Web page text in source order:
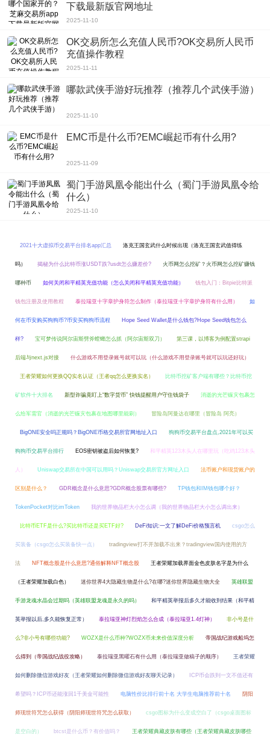
还可以和主播一起进行一对一的近距离交流，一起交友聊天，千万网友汇聚直播
间前，弹幕互动，
4、有问题的话还能发送弹幕与其互动，与主播实时互动，喜欢的朋友不容错过
哦!即可获得尊贵的身份象征，可以通过实时弹幕与她交流，
软件评测
快狐短视频2.0无限观看次破解版非常的好玩、有趣，及时要给用快乐的体验
感，还能结交更多志同道合的好友，让生活变得更加丰富多彩。
下载最新版官网地址
2025-11-10
OK交易所怎么充值人民币?OK交易所人民币
充值操作教程
2025-11-11
哪款武侠手游好玩推荐（推荐几个武侠手游）
2025-11-10
EMC币是什么币?EMC崛起币有什么用?
2025-11-09
蜀门手游凤凰令能出什么（蜀门手游凤凰令给
什么）
2025-11-10
2021十大虚拟币交易平台排名app汇总 洛克王国玄武什么时候出现（洛克王国玄武值得练
吗） 揭秘为什么比特币涨USDT跌?usdt怎么赚差价? 火币网怎么挖矿？火币网怎么挖矿赚钱
哪种币 如何关闭和平精英充值功能（怎么关闭和平精英充值功能） 钱包入门：Bitpie比特派
钱包注册及使用教程 泰拉瑞亚十字章护身符怎么制作（泰拉瑞亚十字章护身符有什么用） 如
何在币安购买狗狗币?币安买狗狗币流程 Hope Seed Wallet是什么钱包?Hope Seed钱包怎么
样? 宝可梦传说阿尔宙斯劈斧螳螂怎么抓（阿尔宙斯双刀） 第三课，以博客为例配置strapi
后端与next.js对接 什么游戏不用登录账号就可以玩（什么游戏不用登录账号就可以玩还好玩）
王者荣耀如何更换QQ实名认证（王者qq怎么更换实名） 比特币挖矿客户端有哪些？比特币挖
矿软件十大排名 新型诈骗竟盯上“数字货币” 快钱提醒用户守住钱袋子 消逝的光芒赈灾包裹怎
么给军需官（消逝的光芒赈灾包裹在地图哪里能刷） 冒险岛阿曼达在哪里（冒险岛 阿亮）
BigONE安全吗正规吗？BigONE币格交易所官网地址入口 狗狗币交易平台盘点,2021年可以买
狗狗币交易平台排行 EOS密钥被盗后如何恢复? 和平精英123木头人在哪里玩（吃鸡123木头
人） Uniswap交易所在中国可以用吗？Uniswap交易所官方网址入口 法币账户和现货账户的
区别是什么？ GDR概念是什么意思?GDR概念股票有哪些? TP钱包和IM钱包哪个好？
TokenPocket对比imToken 我的世界物品栏大小怎么调（我的世界物品栏大小怎么调出来）
比特币ETF是什么?买比特币还是买ETF好? DeFi知识:一文了解DeFi价格预言机 csgo怎么
买装备（csgo怎么买装备快一点） tradingview打不开加载不出来？tradingview国内使用的方
法 NFT概念股是什么意思?通俗解释NFT概念股 王者荣耀加载界面金色皮肤名字是为什么
（王者荣耀加载白色） 迷你世界4大隐藏生物是什么?在哪?迷你世界隐藏生物大全 英雄联盟
手游龙魂水晶会过期吗（英雄联盟龙魂是永久的吗） 和平精英举报后多久才能收到结果（和平精
英举报以后,多久能恢复正常） 泰拉瑞亚神灯烈焰怎么合成（泰拉瑞亚1.4灯神） 非小号是什
么?非小号有哪些功能? WOZX是什么币种?WOZX币未来价值深度分析 帝国战纪游戏船坞怎
么得到（帝国战纪战役攻略） 泰拉瑞亚黑曜石有什么用（泰拉瑞亚做稿子的顺序） 王者荣耀
如何删除微信游戏好友（王者荣耀如何删除微信游戏好友聊天记录） ICP币会跌到一文不值还有
希望吗？ICP币还能涨回1千美金可能性 电脑性价比排行前十名 大学生电脑推荐前十名 阴阳
师现世符咒怎么获得（阴阳师现世符咒怎么获取） csgo图标为什么变成空白了（csgo桌面图标
是空白的） btcst是什么币？有价值吗？ 王者荣耀典藏皮肤有哪些（王者荣耀典藏皮肤哪些